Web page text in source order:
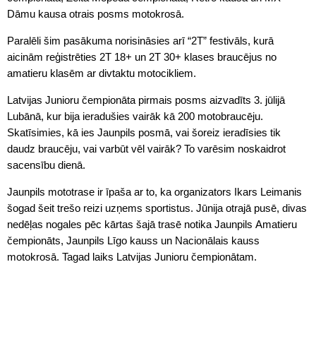
Dāmu kausa otrais posms motokrosā.
Paralēli šim pasākuma norisināsies arī “2T” festivāls, kurā
aicinām reģistrēties 2T 18+ un 2T 30+ klases braucējus no
amatieru klasēm ar divtaktu motocikliem.
Latvijas Junioru čempionāta pirmais posms aizvadīts 3. jūlijā
Lubānā, kur bija ieradušies vairāk kā 200 motobraucēju.
Skatīsimies, kā ies Jaunpils posmā, vai šoreiz ieradīsies tik
daudz braucēju, vai varbūt vēl vairāk? To varēsim noskaidrot
sacensību dienā.
Jaunpils mototrase ir īpaša ar to, ka organizators Ikars Leimanis
šogad šeit trešo reizi uzņems sportistus. Jūnija otrajā pusē, divas
nedēļas nogales pēc kārtas šajā trasē notika Jaunpils Amatieru
čempionāts, Jaunpils Līgo kauss un Nacionālais kauss
motokrosā. Tagad laiks Latvijas Junioru čempionātam.